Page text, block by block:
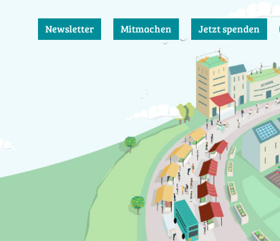
Newsletter Mitmachen Jetzt spenden